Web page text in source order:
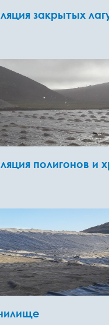
закрытых
полигонов и